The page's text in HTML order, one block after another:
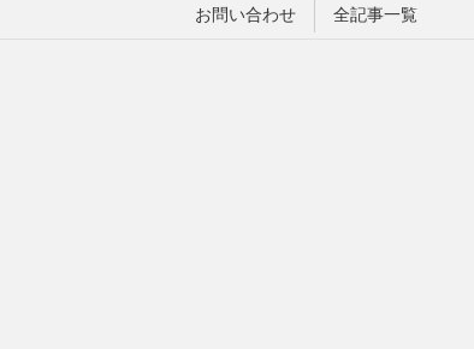
お問い合わせ 全記事一覧